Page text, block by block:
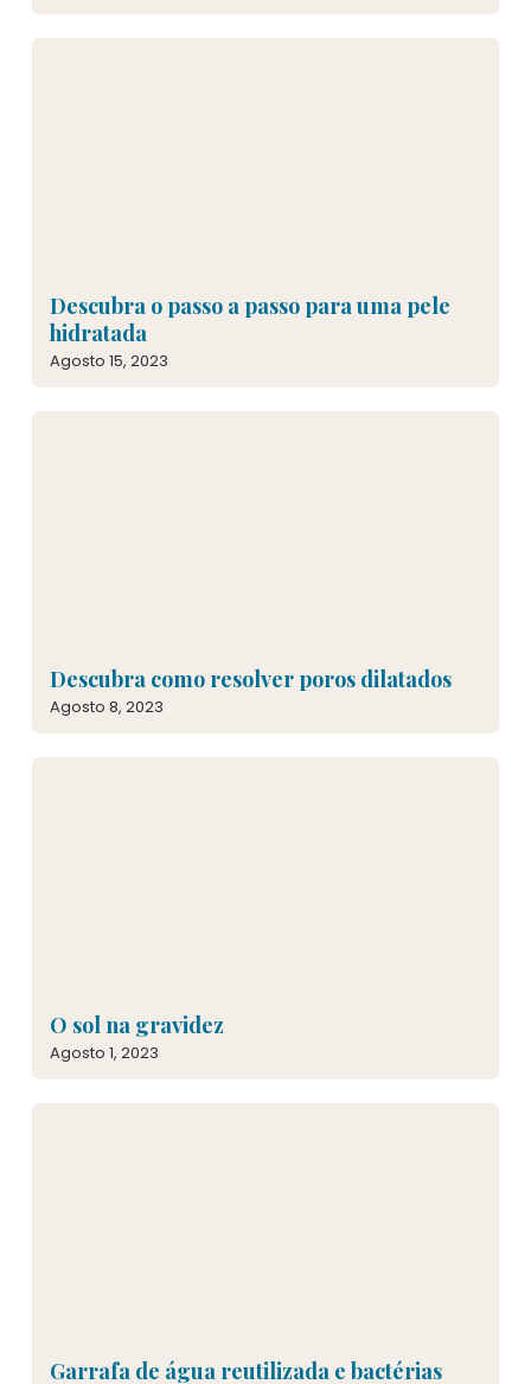
Descubra o passo a passo para uma pele
hidratada
Agosto 15, 2023
Descubra como resolver poros dilatados
Agosto 8, 2023
O sol na gravidez
Agosto 1, 2023
Garrafa de água reutilizada e bactérias